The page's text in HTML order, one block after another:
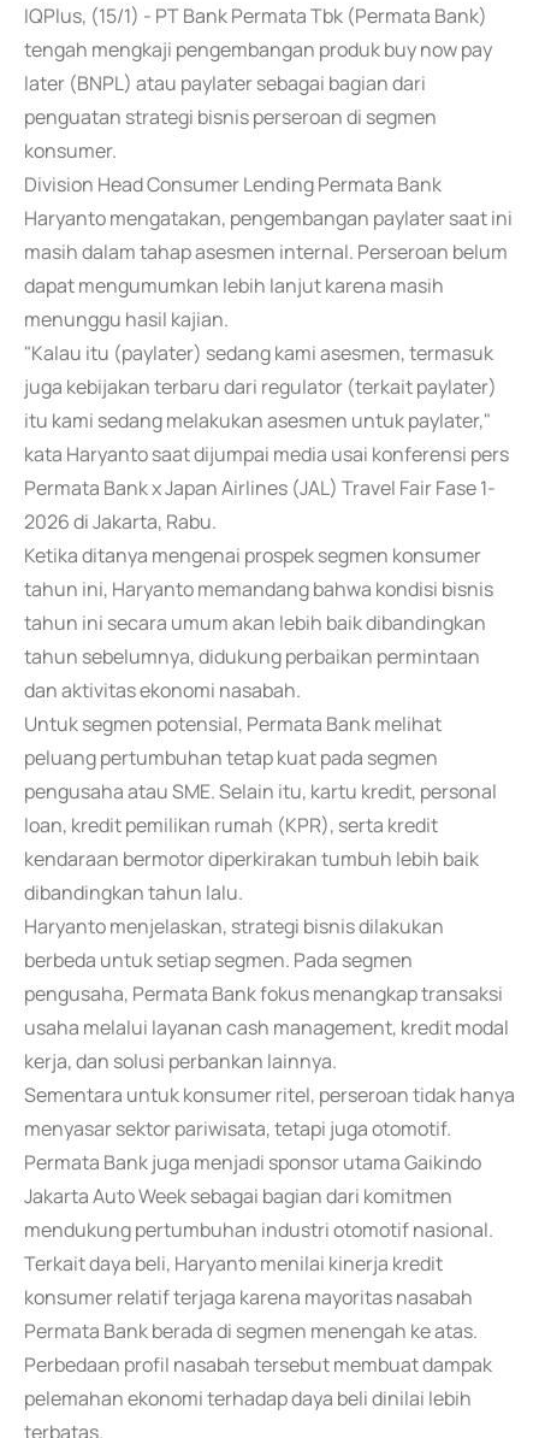
IQPlus, (15/1) - PT Bank Permata Tbk (Permata Bank)
tengah mengkaji pengembangan produk buy now pay
later (BNPL) atau paylater sebagai bagian dari
penguatan strategi bisnis perseroan di segmen
konsumer.
Division Head Consumer Lending Permata Bank
Haryanto mengatakan, pengembangan paylater saat ini
masih dalam tahap asesmen internal. Perseroan belum
dapat mengumumkan lebih lanjut karena masih
menunggu hasil kajian.
"Kalau itu (paylater) sedang kami asesmen, termasuk
juga kebijakan terbaru dari regulator (terkait paylater)
itu kami sedang melakukan asesmen untuk paylater,"
kata Haryanto saat dijumpai media usai konferensi pers
Permata Bank x Japan Airlines (JAL) Travel Fair Fase 1-
2026 di Jakarta, Rabu.
Ketika ditanya mengenai prospek segmen konsumer
tahun ini, Haryanto memandang bahwa kondisi bisnis
tahun ini secara umum akan lebih baik dibandingkan
tahun sebelumnya, didukung perbaikan permintaan
dan aktivitas ekonomi nasabah.
Untuk segmen potensial, Permata Bank melihat
peluang pertumbuhan tetap kuat pada segmen
pengusaha atau SME. Selain itu, kartu kredit, personal
loan, kredit pemilikan rumah (KPR), serta kredit
kendaraan bermotor diperkirakan tumbuh lebih baik
dibandingkan tahun lalu.
Haryanto menjelaskan, strategi bisnis dilakukan
berbeda untuk setiap segmen. Pada segmen
pengusaha, Permata Bank fokus menangkap transaksi
usaha melalui layanan cash management, kredit modal
kerja, dan solusi perbankan lainnya.
Sementara untuk konsumer ritel, perseroan tidak hanya
menyasar sektor pariwisata, tetapi juga otomotif.
Permata Bank juga menjadi sponsor utama Gaikindo
Jakarta Auto Week sebagai bagian dari komitmen
mendukung pertumbuhan industri otomotif nasional.
Terkait daya beli, Haryanto menilai kinerja kredit
konsumer relatif terjaga karena mayoritas nasabah
Permata Bank berada di segmen menengah ke atas.
Perbedaan profil nasabah tersebut membuat dampak
pelemahan ekonomi terhadap daya beli dinilai lebih
terbatas.